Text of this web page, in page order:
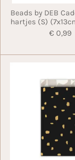
Beads by DEB
hartjes (S)
€ 0,99